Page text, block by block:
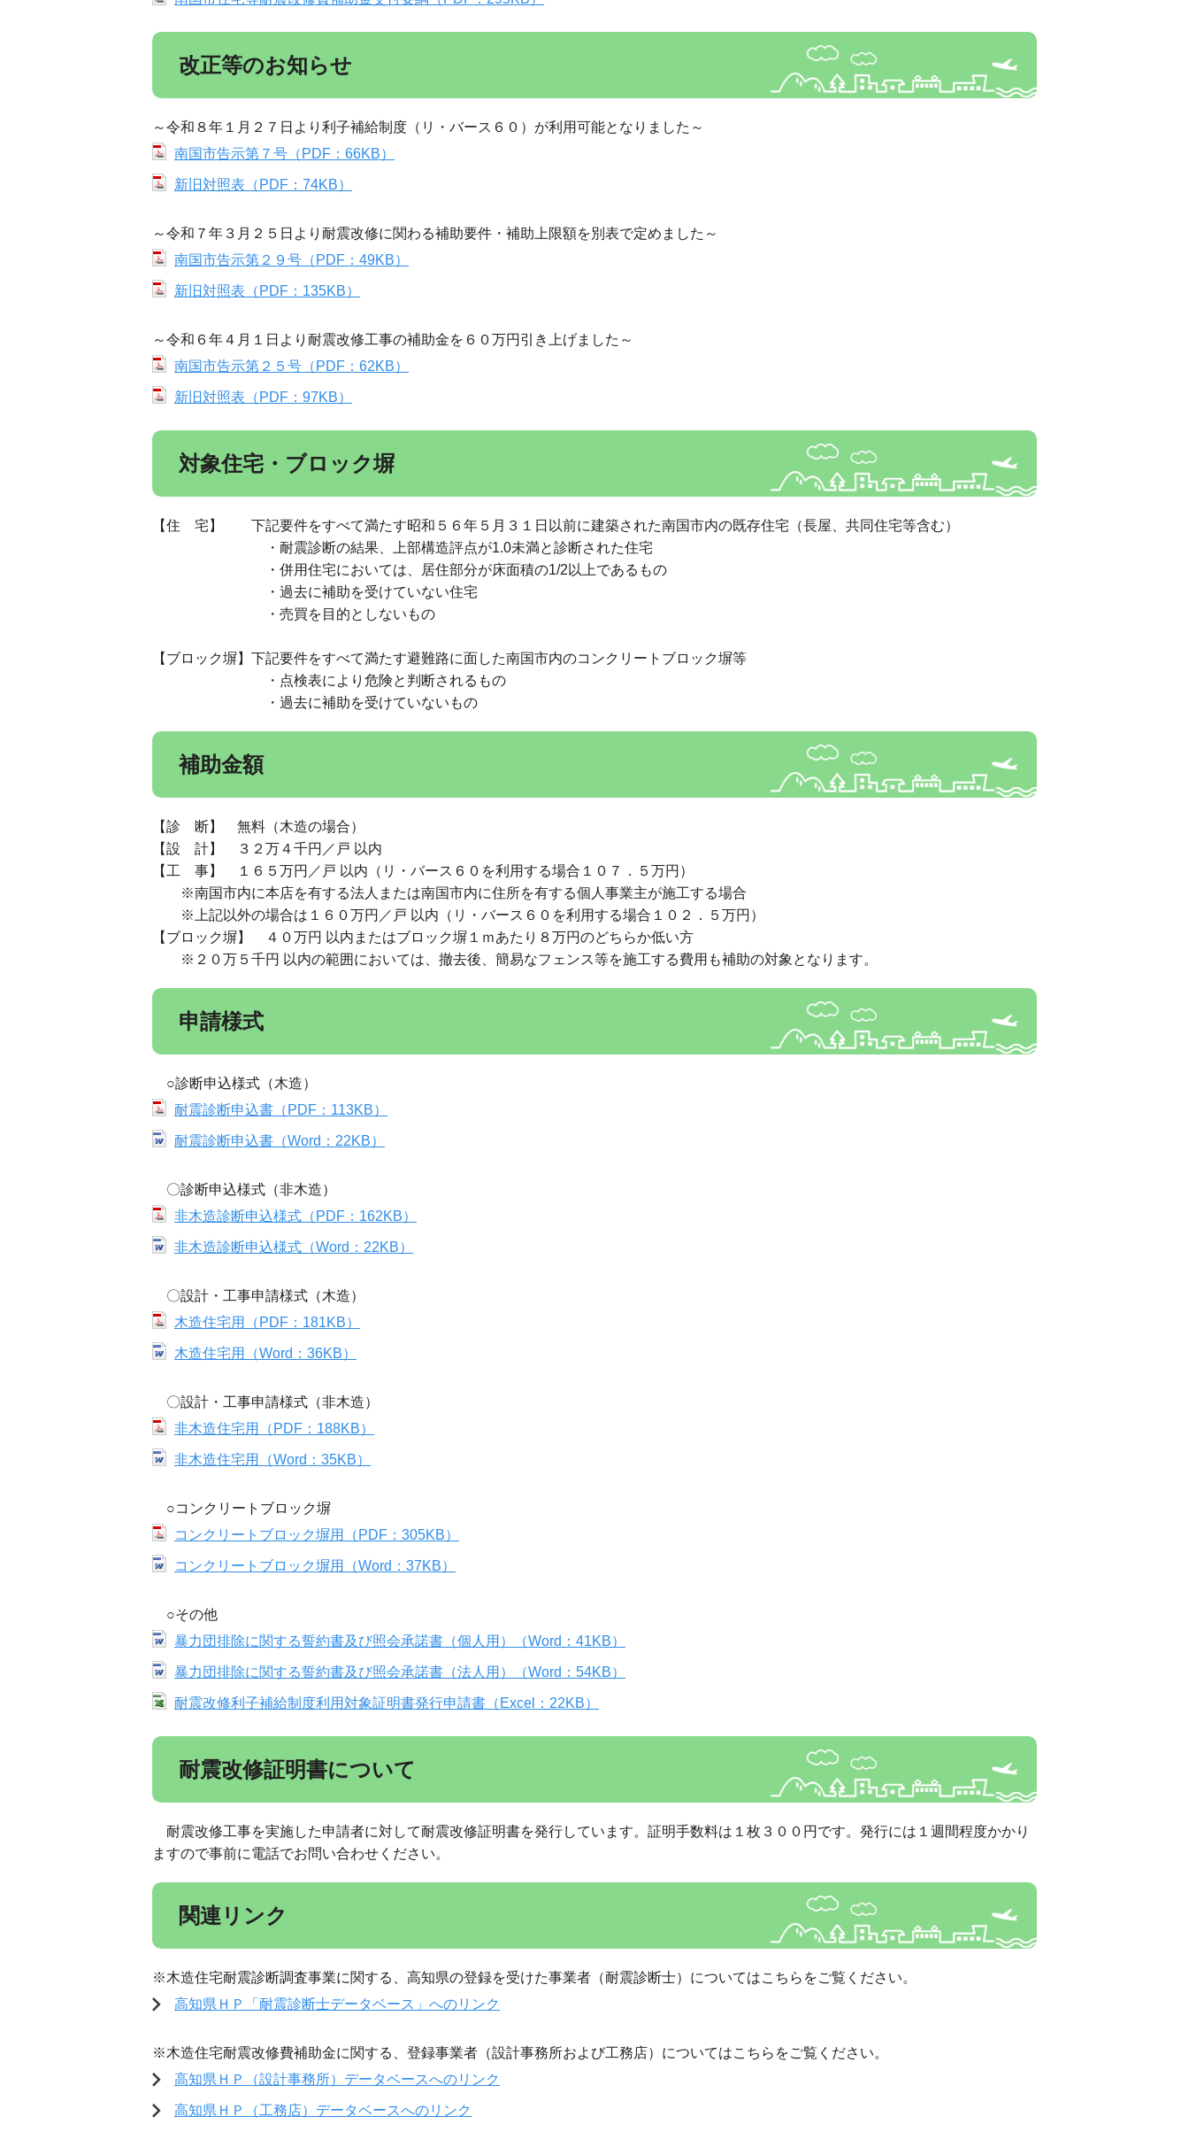
改正等のお知らせ
～令和８年１月２７日より利子補給制度（リ・バース６０）が利用可能となりました～
南国市告示第７号（PDF：66KB）
新旧対照表（PDF：74KB）
～令和７年３月２５日より耐震改修に関わる補助要件・補助上限額を別表で定めました～
南国市告示第２９号（PDF：49KB）
新旧対照表（PDF：135KB）
～令和６年４月１日より耐震改修工事の補助金を６０万円引き上げました～
南国市告示第２５号（PDF：62KB）
新旧対照表（PDF：97KB）
対象住宅・ブロック塀
【住 宅】 下記要件をすべて満たす昭和５６年５月３１日以前に建築された南国市内の既存住宅（長屋、共同住宅等含む）
・耐震診断の結果、上部構造評点が1.0未満と診断された住宅
・併用住宅においては、居住部分が床面積の1/2以上であるもの
・過去に補助を受けていない住宅
・売買を目的としないもの
【ブロック塀】下記要件をすべて満たす避難路に面した南国市内のコンクリートブロック塀等
・点検表により危険と判断されるもの
・過去に補助を受けていないもの
補助金額
【診 断】 無料（木造の場合）
【設 計】 ３２万４千円／戸 以内
【工 事】 １６５万円／戸 以内（リ・バース６０を利用する場合１０７．５万円）
※南国市内に本店を有する法人または南国市内に住所を有する個人事業主が施工する場合
※上記以外の場合は１６０万円／戸 以内（リ・バース６０を利用する場合１０２．５万円）
【ブロック塀】 ４０万円 以内またはブロック塀１ｍあたり８万円のどちらか低い方
※２０万５千円 以内の範囲においては、撤去後、簡易なフェンス等を施工する費用も補助の対象となります。
申請様式
○診断申込様式（木造）
耐震診断申込書（PDF：113KB）
耐震診断申込書（Word：22KB）
〇診断申込様式（非木造）
非木造診断申込様式（PDF：162KB）
非木造診断申込様式（Word：22KB）
〇設計・工事申請様式（木造）
木造住宅用（PDF：181KB）
木造住宅用（Word：36KB）
〇設計・工事申請様式（非木造）
非木造住宅用（PDF：188KB）
非木造住宅用（Word：35KB）
○コンクリートブロック塀
コンクリートブロック塀用（PDF：305KB）
コンクリートブロック塀用（Word：37KB）
○その他
暴力団排除に関する誓約書及び照会承諾書（個人用）（Word：41KB）
暴力団排除に関する誓約書及び照会承諾書（法人用）（Word：54KB）
耐震改修利子補給制度利用対象証明書発行申請書（Excel：22KB）
耐震改修証明書について
耐震改修工事を実施した申請者に対して耐震改修証明書を発行しています。証明手数料は１枚３００円です。発行には１週間程度かかり
ますので事前に電話でお問い合わせください。
関連リンク
※木造住宅耐震診断調査事業に関する、高知県の登録を受けた事業者（耐震診断士）についてはこちらをご覧ください。
高知県ＨＰ「耐震診断士データベース」へのリンク
※木造住宅耐震改修費補助金に関する、登録事業者（設計事務所および工務店）についてはこちらをご覧ください。
高知県ＨＰ（設計事務所）データベースへのリンク
高知県ＨＰ（工務店）データベースへのリンク